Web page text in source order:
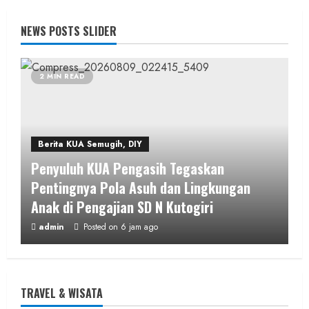
NEWS POSTS SLIDER
2 MIN READ
Berita KUA Semugih, DIY
Penyuluh KUA Pengasih Tegaskan
Pentingnya Pola Asuh dan Lingkungan
Anak di Pengajian SD N Kutogiri
admin Posted on 6 jam ago
TRAVEL & WISATA